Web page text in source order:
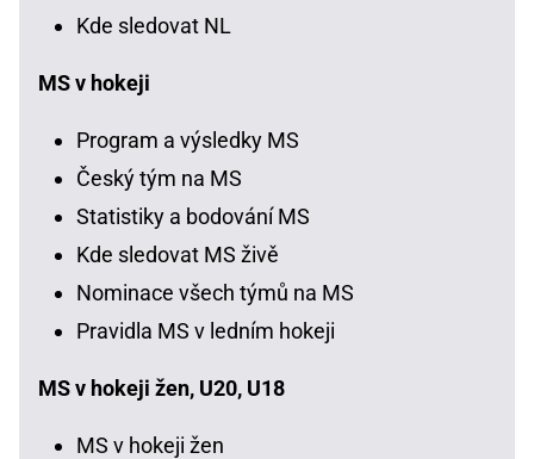
Kde sledovat NL
MS v hokeji
Program a výsledky MS
Český tým na MS
Statistiky a bodování MS
Kde sledovat MS živě
Nominace všech týmů na MS
Pravidla MS v ledním hokeji
MS v hokeji žen, U20, U18
MS v hokeji žen